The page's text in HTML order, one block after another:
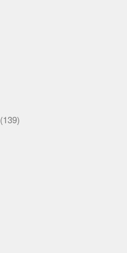
(139)